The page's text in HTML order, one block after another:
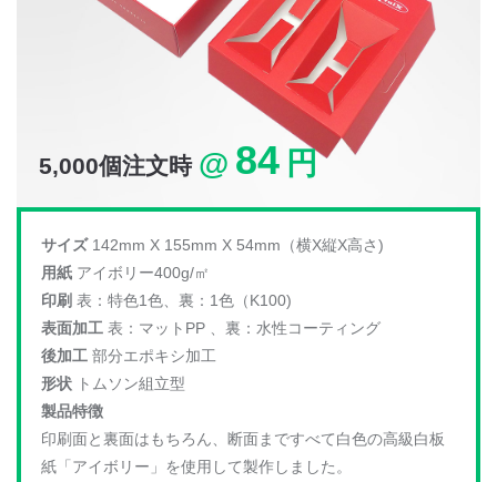
5,000個注文時 @ 84 円
サイズ 142mm X 155mm X 54mm（横X縦X高さ)
用紙 アイボリー400g/㎡
印刷 表：特色1色、裏：1色（K100)
表面加工 表：マットPP 、裏：水性コーティング
後加工 部分エポキシ加工
形状 トムソン組立型
製品特徴
印刷面と裏面はもちろん、断面まですべて白色の高級白板
紙「アイボリー」を使用して製作しました。